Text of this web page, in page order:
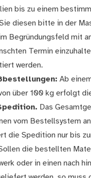
bis zu einem
diesen bitte in der
Begründungsfeld mit
Termin
werden.
Ab
über 100 kg erfolgt
Das
vom Bestellsystem
die Spedition nur bis
die bestellten
oder in einen nach